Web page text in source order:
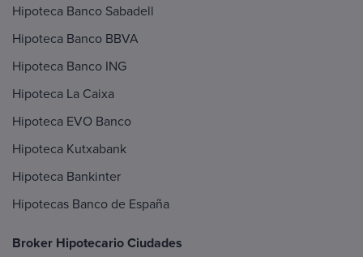
Hipoteca Banco Sabadell
Hipoteca Banco BBVA
Hipoteca Banco ING
Hipoteca La Caixa
Hipoteca EVO Banco
Hipoteca Kutxabank
Hipoteca Bankinter
Hipotecas Banco de España
Broker Hipotecario Ciudades